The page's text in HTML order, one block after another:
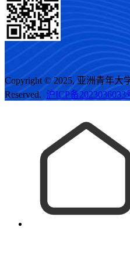
Copyright © 2025, 亚洲青年大
Reserved. 沪ICP备2023036033